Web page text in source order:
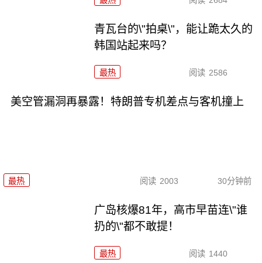
青瓦台的\"拍桌\"，能让跪太久的
韩国站起来吗？
最热 阅读 2586
美空管漏洞再暴露！特朗普专机差点与客机撞上
最热 阅读 2003 30分钟前
广岛核爆81年，高市早苗连\"谁
扔的\"都不敢提！
最热 阅读 1440